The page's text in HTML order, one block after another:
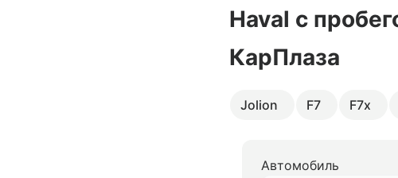
Haval с
КарПлаза
Jolion F7 F7x
Автомобиль